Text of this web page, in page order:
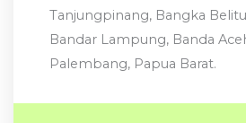
Tanjungpinang, Bangka
Bandar Lampung, Banda
Palembang, Papua Barat.